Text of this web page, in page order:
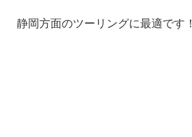
静岡方面のツーリングに最適です！